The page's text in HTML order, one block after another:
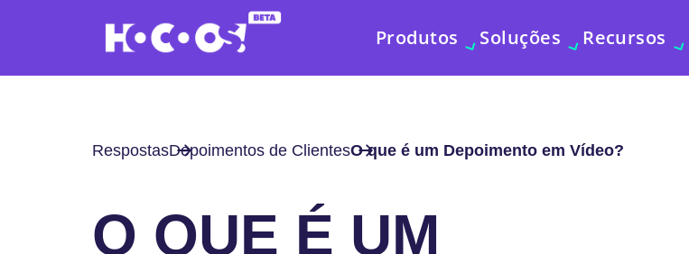
Produtos Soluções Recursos
RespostasDepoimentos de ClientesO que é um Depoimento em Vídeo?
O QUE É UM